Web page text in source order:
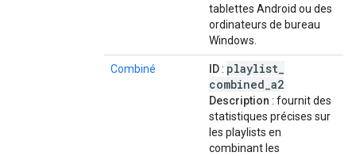
tablettes Android ou des
ordinateurs de bureau
Windows.
Combiné ID: playlist
combined a2
Description : fournit des
statistiques précises sur
les playlists en
combinant les